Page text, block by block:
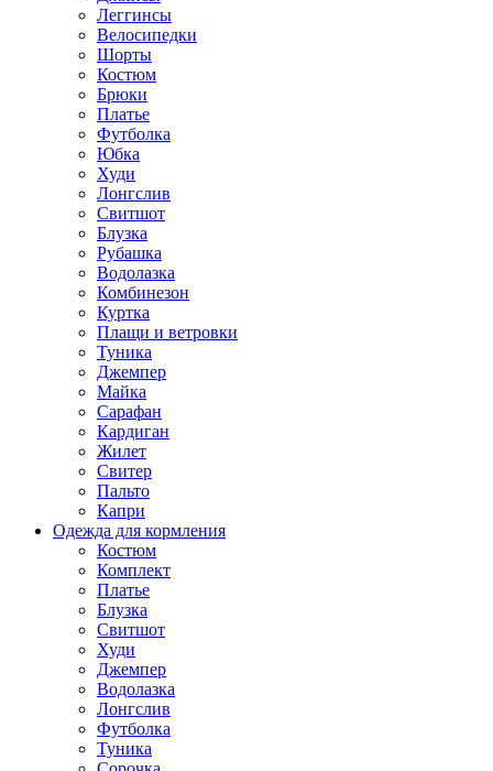
Леггинсы
Велосипедки
Шорты
Костюм
Брюки
Платье
Футболка
Юбка
Худи
Лонгслив
Свитшот
Блузка
Рубашка
Водолазка
Комбинезон
Куртка
Плащи и ветровки
Туника
Джемпер
Майка
Сарафан
Кардиган
Жилет
Свитер
Пальто
Капри
Одежда для кормления
Костюм
Комплект
Платье
Блузка
Свитшот
Худи
Джемпер
Водолазка
Лонгслив
Футболка
Туника